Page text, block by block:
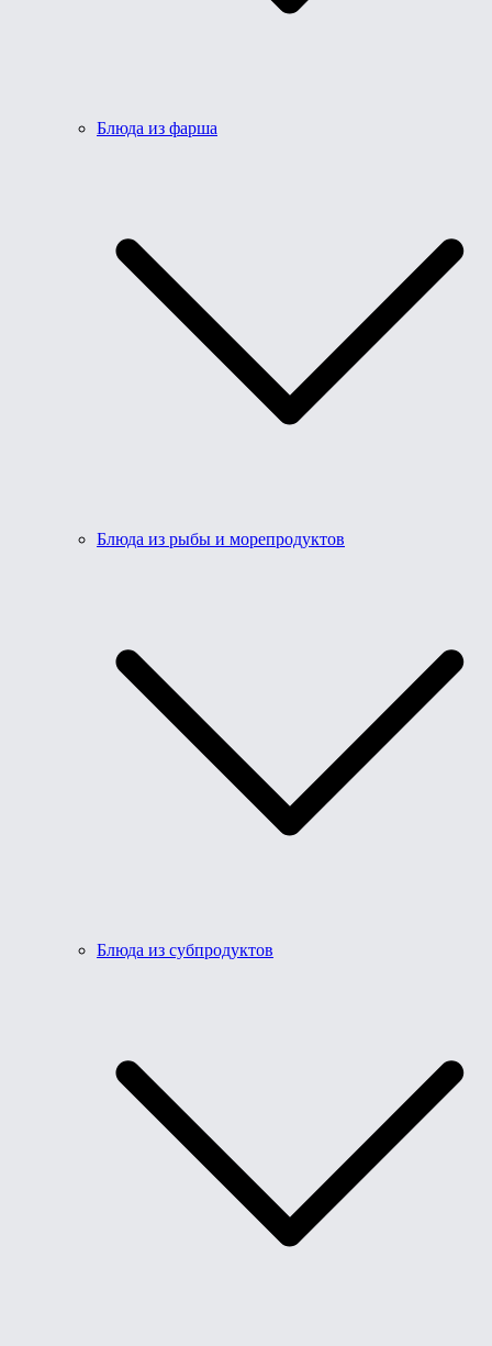
Блюда из фарша
Блюда из рыбы и морепродуктов
Блюда из субпродуктов